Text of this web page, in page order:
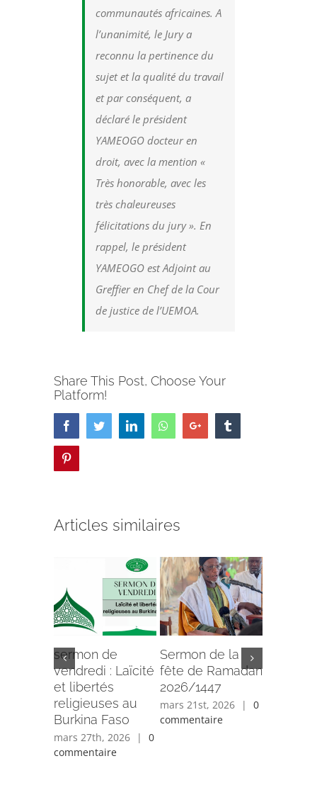
communautés africaines. A
l’unanimité, le Jury a
reconnu la pertinence du
sujet et la qualité du travail
et par conséquent, a
déclaré le président
YAMEOGO docteur en
droit, avec la mention «
Très honorable, avec les
très chaleureuses
félicitations du jury ». En
rappel, le président
YAMEOGO est Adjoint au
Greffier en Chef de la Cour
de justice de l’UEMOA.
Share This Post, Choose Your
Platform!
FacebookTwitterLinkedInWhatsappGoogle+
Articles similaires
sermon de
vendredi : Laïcité
et libertés
religieuses au
Burkina Faso
mars 27th, 2026 |
0
commentaire
Sermon de la
fête de Ramadan
2026/1447
mars 21st, 2026 |
0
commentaire